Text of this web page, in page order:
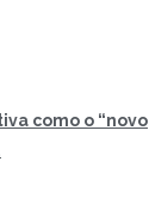
como o “novo